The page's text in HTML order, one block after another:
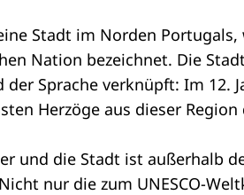
Stadt im Norden
Nation bezeichnet. Die
Sprache verknüpft: Im 12.
Herzöge aus dieser
und die Stadt ist außerhalb
nur die zum UNESCO-